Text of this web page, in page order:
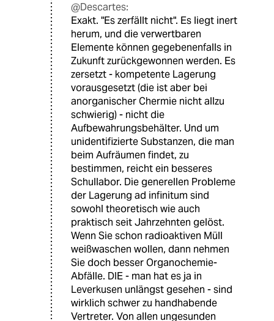
@Descartes:
Exakt. "Es zerfällt nicht". Es liegt inert
herum, und die verwertbaren
Elemente können gegebenenfalls in
Zukunft zurückgewonnen werden. Es
zersetzt - kompetente Lagerung
vorausgesetzt (die ist aber bei
anorganischer Chermie nicht allzu
schwierig) - nicht die
Aufbewahrungsbehälter. Und um
unidentifizierte Substanzen, die man
beim Aufräumen findet, zu
bestimmen, reicht ein besseres
Schullabor. Die generellen Probleme
der Lagerung ad infinitum sind
sowohl theoretisch wie auch
praktisch seit Jahrzehnten gelöst.
Wenn Sie schon radioaktiven Müll
weißwaschen wollen, dann nehmen
Sie doch besser Organochemie-
Abfälle. DIE - man hat es ja in
Leverkusen unlängst gesehen - sind
wirklich schwer zu handhabende
Vertreter. Von allen ungesunden